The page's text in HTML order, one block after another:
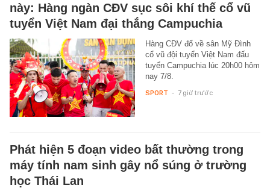
này: Hàng ngàn CĐV sục sôi khí thế cổ vũ
tuyển Việt Nam đại thắng Campuchia
Hàng CĐV đổ về sân Mỹ Đình
cổ vũ đội tuyển Việt Nam đấu
tuyển Campuchia lúc 20h00 hôm
nay 7/8.
SPORT - 7 giờ trước
Phát hiện 5 đoạn video bất thường trong
máy tính nam sinh gây nổ súng ở trường
học Thái Lan